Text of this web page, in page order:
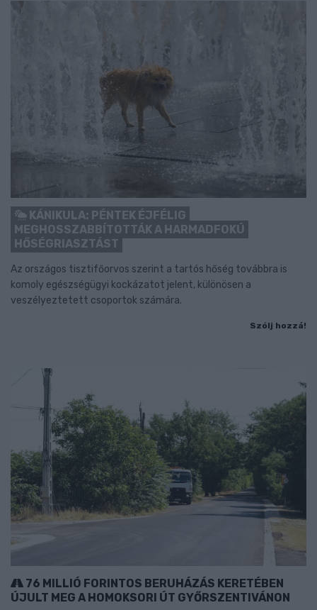
KÁNIKULA: PÉNTEK ÉJFÉLIG
MEGHOSSZABBÍTOTTÁK A HARMADFOKÚ
HŐSÉGRIASZTÁST
Az országos tisztifőorvos szerint a tartós hőség továbbra is
komoly egészségügyi kockázatot jelent, különösen a
veszélyeztetett csoportok számára.
Szólj hozzá!
76 MILLIÓ FORINTOS BERUHÁZÁS KERETÉBEN
ÚJULT MEG A HOMOKSORI ÚT GYŐRSZENTIVÁNON